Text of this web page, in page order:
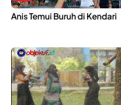
Anis Temui Buruh di Kendari